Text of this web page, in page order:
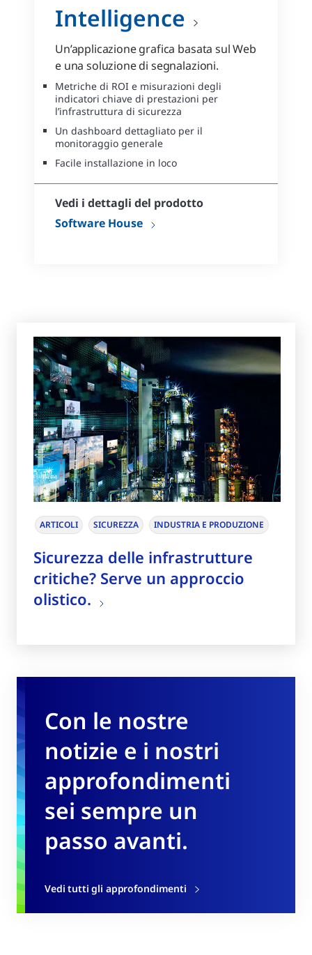
Intelligence
Un’applicazione grafica basata sul Web
e una soluzione di segnalazioni.
Metriche di ROI e misurazioni degli
indicatori chiave di prestazioni per
l’infrastruttura di sicurezza
Un dashboard dettagliato per il
monitoraggio generale
Facile installazione in loco
Vedi i dettagli del prodotto
Software House
Con le nostre
notizie e i nostri
approfondimenti
sei sempre un
passo avanti.
Vedi tutti gli approfondimenti
ARTICOLI SICUREZZA INDUSTRIA E PRODUZIONE
Sicurezza delle infrastrutture
critiche? Serve un approccio
olistico.